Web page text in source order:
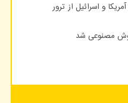
و اسرائیل از ترور